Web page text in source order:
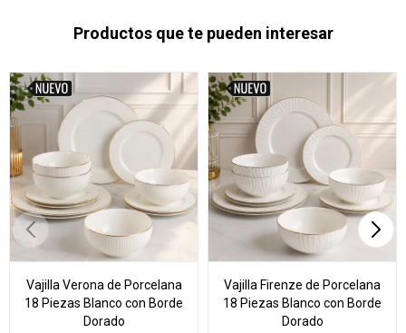
Productos que te pueden interesar
Vajilla Verona de Porcelana
18 Piezas Blanco con Borde
Dorado
Vajilla Firenze de Porcelana
18 Piezas Blanco con Borde
Dorado